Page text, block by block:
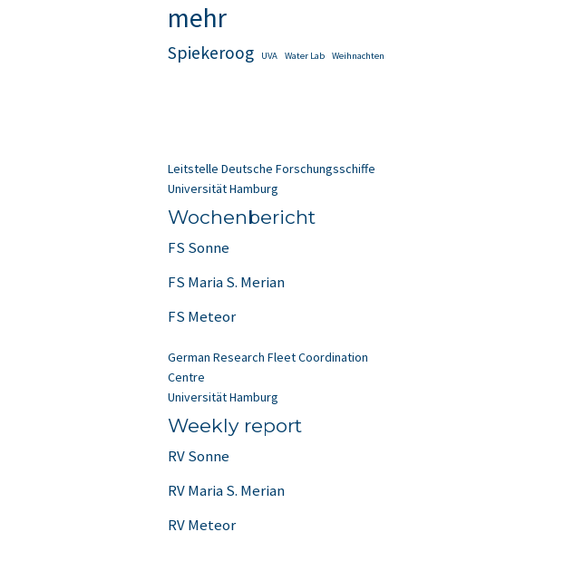
mehr
Spiekeroog UVA Water Lab Weihnachten
Leitstelle Deutsche Forschungsschiffe
Universität Hamburg
Wochenbericht
FS Sonne
FS Maria S. Merian
FS Meteor
German Research Fleet Coordination
Centre
Universität Hamburg
Weekly report
RV Sonne
RV Maria S. Merian
RV Meteor